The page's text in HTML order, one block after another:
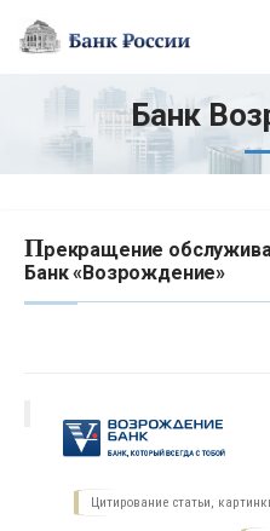
Банк
Прекращение
Банк «Возрождение»
Цитирование статьи,